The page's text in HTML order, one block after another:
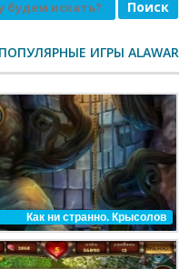
ИГРЫ ALAWAR
Как ни странно. Крысолов